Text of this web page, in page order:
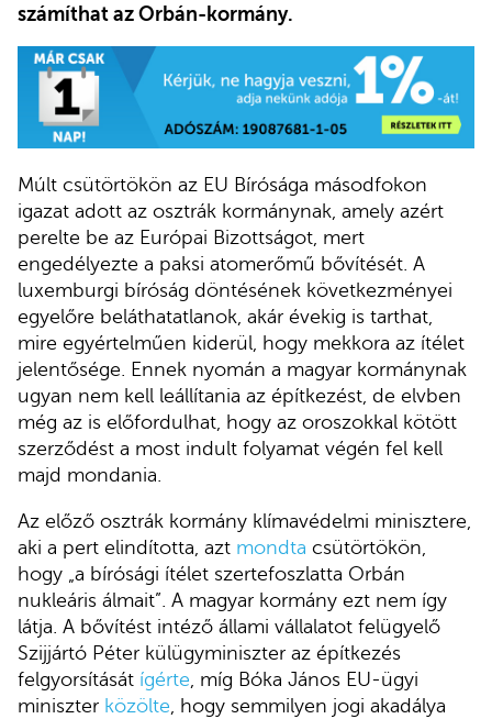
számíthat az Orbán-kormány.
Múlt csütörtökön az EU Bírósága másodfokon
igazat adott az osztrák kormánynak, amely azért
perelte be az Európai Bizottságot, mert
engedélyezte a paksi atomerőmű bővítését. A
luxemburgi bíróság döntésének következményei
egyelőre beláthatatlanok, akár évekig is tarthat,
mire egyértelműen kiderül, hogy mekkora az ítélet
jelentősége. Ennek nyomán a magyar kormánynak
ugyan nem kell leállítania az építkezést, de elvben
még az is előfordulhat, hogy az oroszokkal kötött
szerződést a most indult folyamat végén fel kell
majd mondania.
Az előző osztrák kormány klímavédelmi minisztere,
aki a pert elindította, azt mondta csütörtökön,
hogy „a bírósági ítélet szertefoszlatta Orbán
nukleáris álmait”. A magyar kormány ezt nem így
látja. A bővítést intéző állami vállalatot felügyelő
Szijjártó Péter külügyminiszter az építkezés
felgyorsítását ígérte, míg Bóka János EU-ügyi
miniszter közölte, hogy semmilyen jogi akadálya